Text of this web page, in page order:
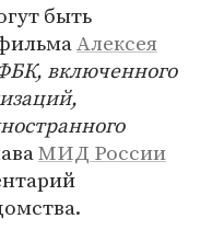
быть
Алексея
включенного
МИД России